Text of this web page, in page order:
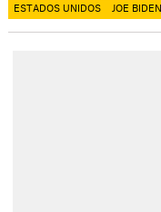
ESTADOS UNIDOS JOE BIDEN